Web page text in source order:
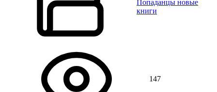
Попаданцы новые
книги
147